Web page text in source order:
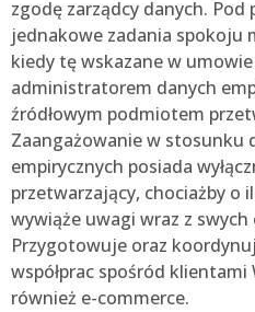
zgodę zarządcy danych. Pod
jednakowe zadania spokoju
kiedy tę wskazane w
administratorem danych
źródłowym podmiotem
Zaangażowanie w stosunku
empirycznych posiada
przetwarzający, chociażby o
wywiąże uwagi wraz z
Przygotowuje oraz
współprac spośród
również e-commerce.